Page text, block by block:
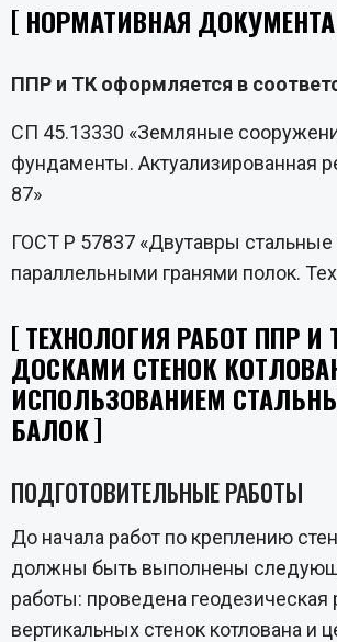
НОРМАТИВНАЯ
ППР и ТК оформляется в
СП 45.13330 «Земляные
фундаменты. Актуализированная
87»
ГОСТ Р 57837 «Двутавры стальные
параллельными гранями полок.
ТЕХНОЛОГИЯ РАБОТ ППР И
ДОСКАМИ СТЕНОК
ИСПОЛЬЗОВАНИЕМ
БАЛОК
ПОДГОТОВИТЕЛЬНЫЕ РАБОТЫ
До начала работ по креплению
должны быть выполнены
работы: проведена геодезическая
вертикальных стенок котлована и